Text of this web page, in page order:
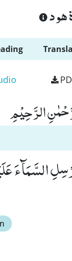
الرَّحِیْمِ
السَّمَآءَ